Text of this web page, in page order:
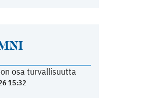
osa turvallisuutta
15:32